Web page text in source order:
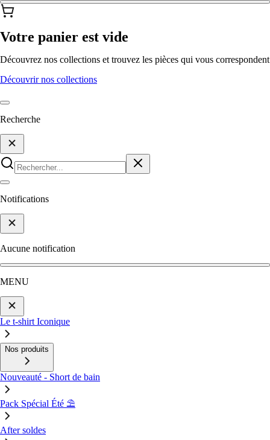
Votre panier est vide
Découvrez nos collections et trouvez les pièces qui vous correspondent
Découvrir nos collections
Recherche
Notifications
Aucune notification
MENU
Le t-shirt Iconique
Nos produits
Nouveauté - Short de bain
Pack Spécial Été ⛱️
After soldes